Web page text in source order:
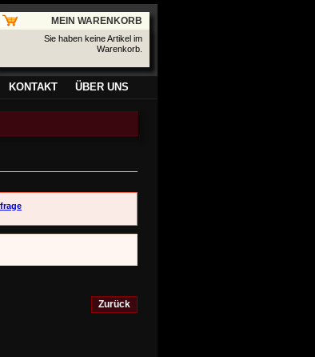
MEIN WARENKORB
Sie haben keine Artikel im
Warenkorb.
KONTAKT ÜBER UNS
Zurück